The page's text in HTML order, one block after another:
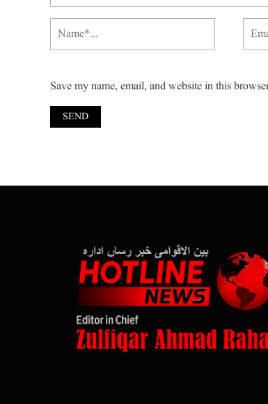
Save my name, email, and website in this